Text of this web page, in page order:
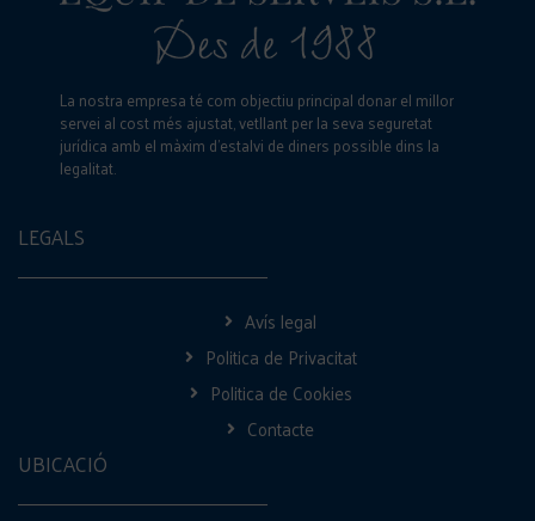
La nostra empresa té com objectiu principal donar el millor
servei al cost més ajustat, vetllant per la seva seguretat
jurídica amb el màxim d’estalvi de diners possible dins la
legalitat.
LEGALS
Avís legal
Politica de Privacitat
Politica de Cookies
Contacte
UBICACIÓ